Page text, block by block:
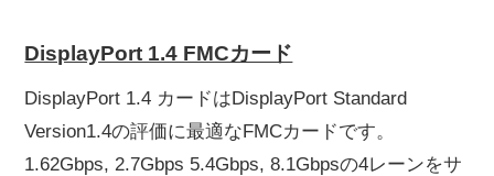
DisplayPort 1.4 FMCカード
DisplayPort 1.4 カードはDisplayPort Standard
Version1.4の評価に最適なFMCカードです。
1.62Gbps, 2.7Gbps 5.4Gbps, 8.1Gbpsの4レーンをサ